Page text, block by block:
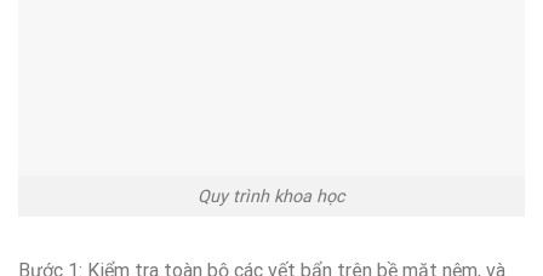
Quy trình khoa học
Bước 1: Kiểm tra toàn bộ các vết bẩn trên bề mặt nệm, và